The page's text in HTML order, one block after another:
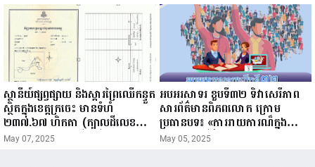
ស្ថានីយ៍ផ្សព្វផ្សាយ និងស្តារព្រៃឈើកន្ទួត
ស្ថិតក្នុងខេត្តក្រចេះ មានទំហំ
២៣៧.៦៧ ហិកតា (ក្បាលដីលេខ
១៦) ត្រូវបានចុះបញ្ជីជាដីរដ្ឋ...
May 07, 2025
អបអរសាទរ ខួបទី៣២ ទិវាសេរីភាព
សារព័ត៌មានពិភពលោក ក្រេាម
ប្រធានបទ៖ ​​«ការរាយការណ៏ក្នុង
ពិភពលេាកថ្មីដ៏ក្លាហាន: ផលប៉ះពាល់
May 05, 2025